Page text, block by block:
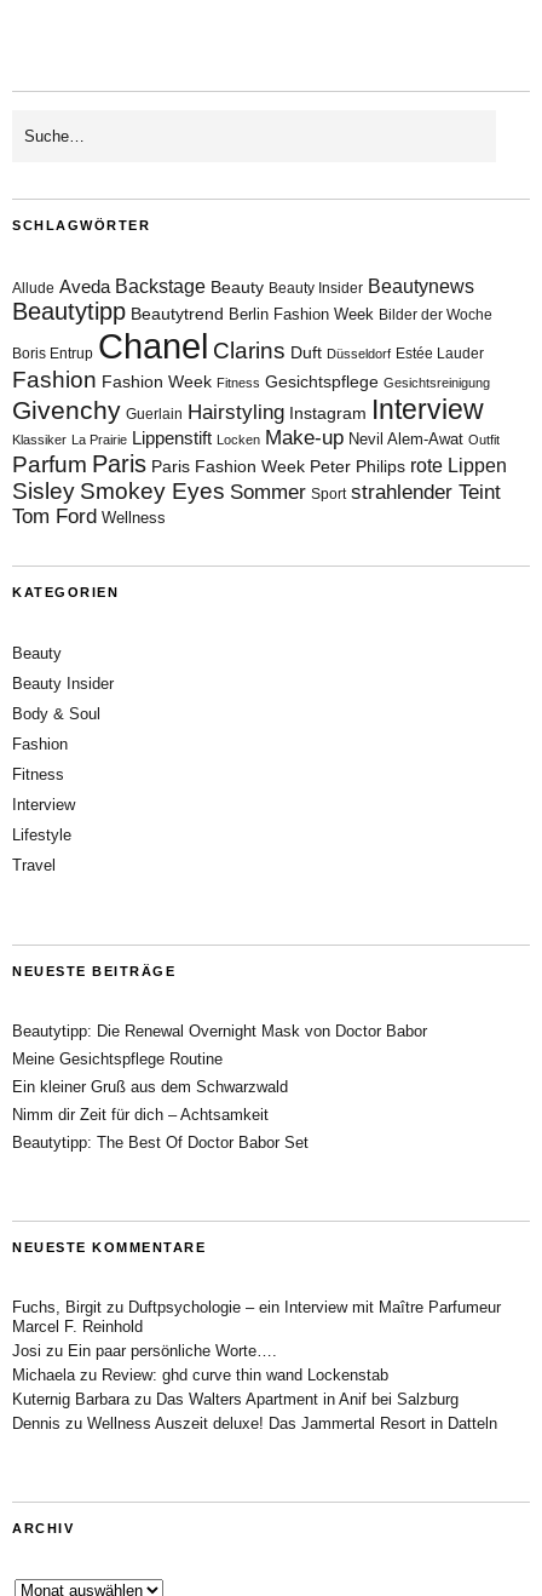
SCHLAGWÖRTER
Allude Aveda Backstage Beauty Beauty Insider Beautynews
Beautytipp Beautytrend Berlin Fashion Week Bilder der Woche
Boris Entrup Chanel Clarins Duft Düsseldorf Estée Lauder
Fashion Fashion Week Fitness Gesichtspflege Gesichtsreinigung
Givenchy Guerlain Hairstyling Instagram Interview
Klassiker La Prairie Lippenstift Locken Make-up Nevil Alem-Awat Outfit
Parfum Paris Paris Fashion Week Peter Philips rote Lippen
Sisley Smokey Eyes Sommer Sport strahlender Teint
Tom Ford Wellness
KATEGORIEN
Beauty
Beauty Insider
Body & Soul
Fashion
Fitness
Interview
Lifestyle
Travel
NEUESTE BEITRÄGE
Beautytipp: Die Renewal Overnight Mask von Doctor Babor
Meine Gesichtspflege Routine
Ein kleiner Gruß aus dem Schwarzwald
Nimm dir Zeit für dich – Achtsamkeit
Beautytipp: The Best Of Doctor Babor Set
NEUESTE KOMMENTARE
Fuchs, Birgit zu Duftpsychologie – ein Interview mit Maître Parfumeur
Marcel F. Reinhold
Josi zu Ein paar persönliche Worte….
Michaela zu Review: ghd curve thin wand Lockenstab
Kuternig Barbara zu Das Walters Apartment in Anif bei Salzburg
Dennis zu Wellness Auszeit deluxe! Das Jammertal Resort in Datteln
ARCHIV
Archiv